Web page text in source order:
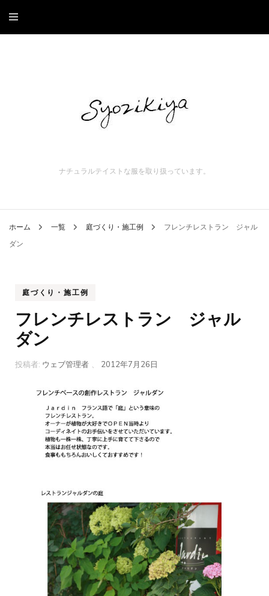
ナチュラルテイストな服を取り扱っています。
ホーム 一覧 庭づくり・施工例
フレンチレストラン ジャル
ダン
庭づくり・施工例
フレンチレストラン ジャル
ダン
投稿者: ウェブ管理者 、 2012年7月26日